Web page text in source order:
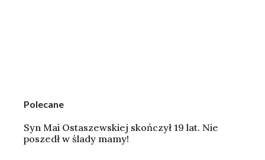
Polecane
Syn Mai Ostaszewskiej skończył 19 lat. Nie
poszedł w ślady mamy!